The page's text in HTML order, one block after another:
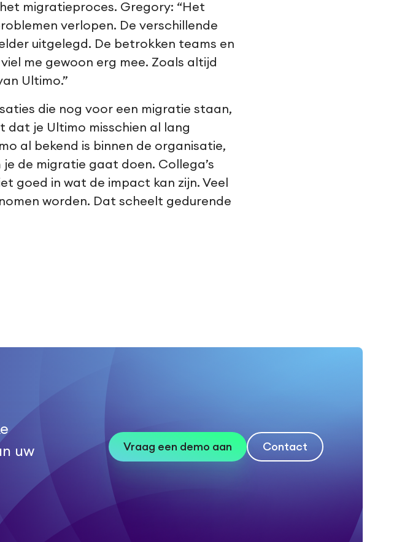
migratieproces. Gregory: “Het
verlopen. De verschillende
uitgelegd. De betrokken teams en
me gewoon erg mee. Zoals altijd
Ultimo.”
die nog voor een migratie staan,
je Ultimo misschien al lang
al bekend is binnen de organisatie,
de migratie gaat doen. Collega’s
goed in wat de impact kan zijn. Veel
worden. Dat scheelt gedurende
uw
Vraag een demo aan Contact